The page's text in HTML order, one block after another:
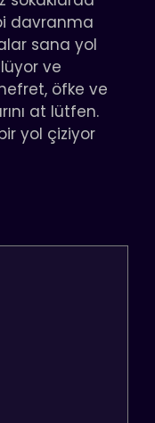
davranma
sana yol
ve
öfke ve
at lütfen.
yol çiziyor